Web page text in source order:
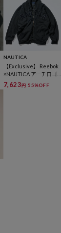
NAUTICA
【Exclusive】 Reebok
×NAUTICA アーチロゴ
ピグメント ヘビーウェ
イト ジップアップ フー
7,623円 55%OFF